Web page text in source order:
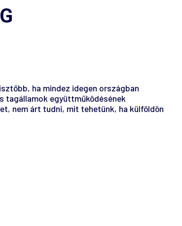
ha mindez idegen országban
tagállamok együttműködésének
nem árt tudni, mit tehetünk, ha külföldön